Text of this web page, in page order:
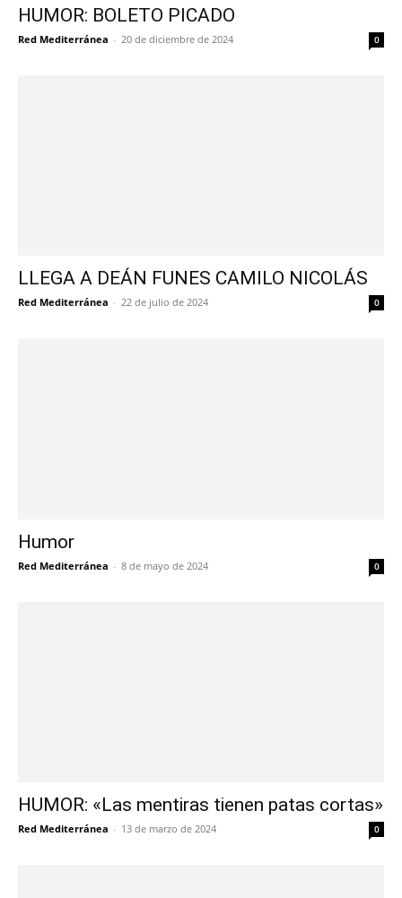
HUMOR: BOLETO PICADO
Red Mediterránea - 20 de diciembre de 2024 0
LLEGA A DEÁN FUNES CAMILO NICOLÁS
Red Mediterránea - 22 de julio de 2024 0
Humor
Red Mediterránea - 8 de mayo de 2024 0
HUMOR: «Las mentiras tienen patas cortas»
Red Mediterránea - 13 de marzo de 2024 0